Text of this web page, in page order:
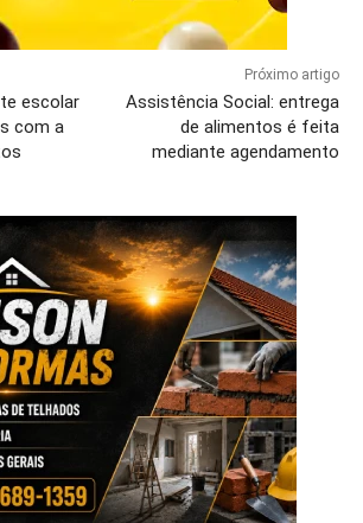
escolar
com a
Próximo artigo
Assistência Social: entrega
de alimentos é feita
mediante agendamento